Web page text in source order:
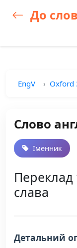
До
EngV Oxford
Слово
Іменник
Переклад
слава
Детальний